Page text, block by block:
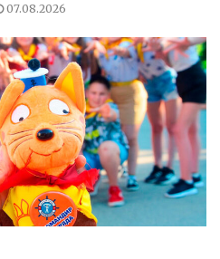
07.08.2026